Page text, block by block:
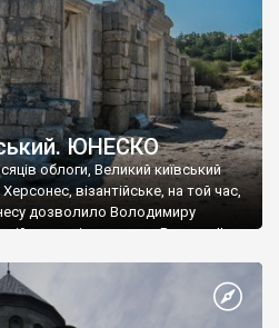
ЮНЕСКО
облоги, Великий київський
візантійське, на той час,
дозволило Володимиру
імператору Василю ІІ, та
став Василем-християнином.
На честь Херсонесу Таврійського